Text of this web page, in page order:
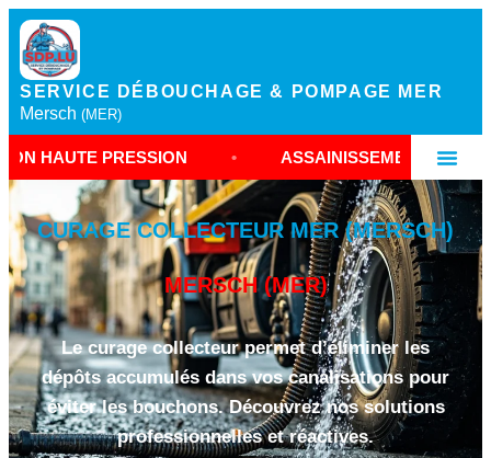
SERVICE DÉBOUCHAGE & POMPAGE MER
Mersch (MER)
• ASSAINISSEMENT RÉSEAU MERSCH
CURAGE COLLECTEUR MER (MERSCH)
MERSCH (MER)
Le curage collecteur permet d’éliminer les
dépôts accumulés dans vos canalisations pour
éviter les bouchons. Découvrez nos solutions
professionnelles et réactives.